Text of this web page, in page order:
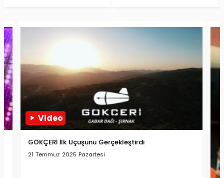
Video
GÖKÇERİ İlk Uçuşunu Gerçekleştirdi
21 Temmuz 2025 Pazartesi